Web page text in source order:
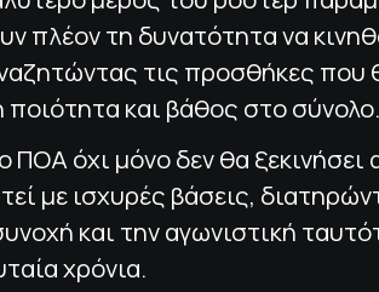
πλέον τη δυνατότητα να
τις προσθήκες που
και βάθος στο σύνολο.
ΠΟΑ όχι μόνο δεν θα ξεκινήσει
με ισχυρές βάσεις,
και την αγωνιστική
χρόνια.